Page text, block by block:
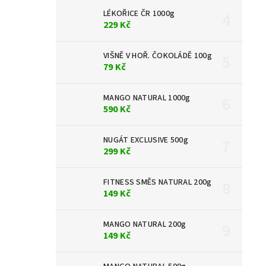
LÉKOŘICE ČR 1000g
229 Kč
VIŠNĚ V HOŘ. ČOKOLÁDĚ 100g
79 Kč
MANGO NATURAL 1000g
590 Kč
NUGÁT EXCLUSIVE 500g
299 Kč
FITNESS SMĚS NATURAL 200g
149 Kč
MANGO NATURAL 200g
149 Kč